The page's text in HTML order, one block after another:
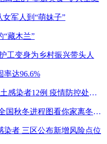
女军人到“萌妹子”
“藏木兰”
工变身为乡村振兴带头人
率达96.6%
19日0时至15时北京新增本土感染者12例 疫情防控处关键时刻
秋天的脚步抵达华南 2022全国秋冬进程图看你家离冬天有多远
染者 三区公布新增风险点位